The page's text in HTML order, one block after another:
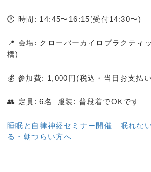
🕐 時間: 14:45〜16:15(受付14:30〜)
📍 会場: クローバーカイロプラクティ
橋)
💰 参加費: 1,000円(税込・当日お支払
👥 定員: 6名 服装: 普段着でOKです
睡眠と自律神経セミナー開催｜眠れな
る・朝つらい方へ